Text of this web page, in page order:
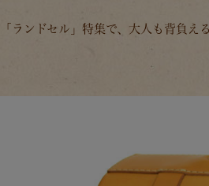
「ランドセル」特集で、大人も背負え